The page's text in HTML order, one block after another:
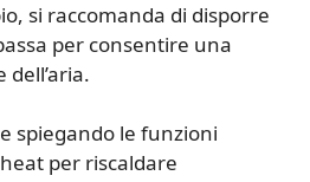
si raccomanda di disporre
per consentire una
spiegando le funzioni
per riscaldare